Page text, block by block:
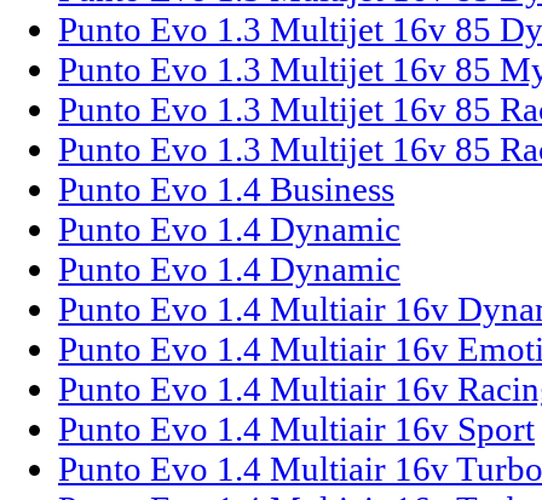
Punto Evo 1.3 Multijet 16v 85
Punto Evo 1.3 Multijet 16v 85
Punto Evo 1.3 Multijet 16v 85
Punto Evo 1.3 Multijet 16v 85
Punto Evo 1.4 Business
Punto Evo 1.4 Dynamic
Punto Evo 1.4 Dynamic
Punto Evo 1.4 Multiair 16v
Punto Evo 1.4 Multiair 16v
Punto Evo 1.4 Multiair 16v
Punto Evo 1.4 Multiair 16v Sport
Punto Evo 1.4 Multiair 16v